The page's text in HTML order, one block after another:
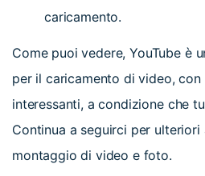
caricamento.
Come puoi vedere, YouTube è
per il caricamento di video,
interessanti, a condizione che
Continua a seguirci per
montaggio di video e foto.